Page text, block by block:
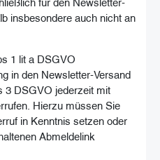
für den Newsletter-
insbesondere auch nicht an
1 lit a DSGVO
in den Newsletter-Versand
3 DSGVO jederzeit mit
Hierzu müssen Sie
in Kenntnis setzen oder
Abmeldelink